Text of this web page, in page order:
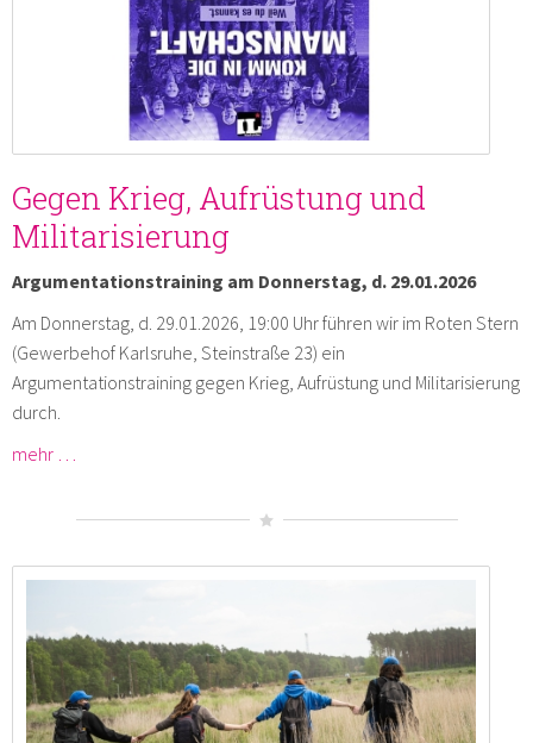
Gegen Krieg, Aufrüstung und
Militarisierung
Argumentationstraining am Donnerstag, d. 29.01.2026
Am Donnerstag, d. 29.01.2026, 19:00 Uhr führen wir im Roten Stern
(Gewerbehof Karlsruhe, Steinstraße 23) ein
Argumentationstraining gegen Krieg, Aufrüstung und Militarisierung
durch.
mehr …